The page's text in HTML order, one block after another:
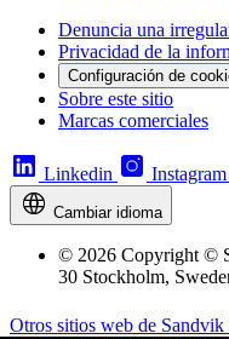
Denuncia una
Privacidad de la
Configuración de
Sobre este sitio
Marcas comerciales
Linkedin Instagram
Cambiar idioma
© 2026 Copyright ©
30 Stockholm,
Otros sitios web de Sandvik